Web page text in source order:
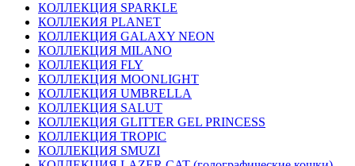
КОЛЛЕКЦИЯ SPARKLE
КОЛЛЕКИЯ PLANET
КОЛЛЕКЦИЯ GALAXY NEON
КОЛЛЕКЦИЯ MILANO
КОЛЛЕКЦИЯ FLY
КОЛЛЕКЦИЯ MOONLIGHT
КОЛЛЕКЦИЯ UMBRELLA
КОЛЛЕКЦИЯ SALUT
КОЛЛЕКЦИЯ GLITTER GEL PRINCESS
КОЛЛЕКЦИЯ TROPIC
КОЛЛЕКЦИЯ SMUZI